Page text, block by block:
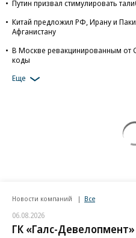
Путин призвал стимулировать
Китай предложил РФ, Ирану и
Афганистану
В Москве ревакцинированным от
коды
Еще
Новости компаний Все
06.08.2026
ГК «Галс-Девелопмент»